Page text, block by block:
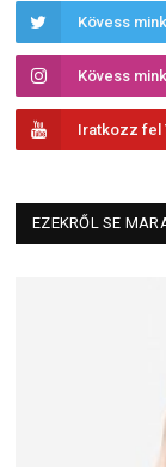
Kövess
Kövess
Iratkozz fel
EZEKRŐL SE